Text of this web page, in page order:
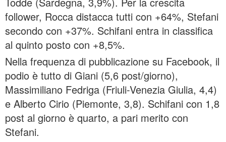
follower, Rocca distacca tutti con +64%, Stefani
secondo con +37%. Schifani entra in classifica
al quinto posto con +8,5%.
Nella frequenza di pubblicazione su Facebook, il
podio è tutto di Giani (5,6 post/giorno),
Massimiliano Fedriga (Friuli-Venezia Giulia, 4,4)
e Alberto Cirio (Piemonte, 3,8). Schifani con 1,8
post al giorno è quarto, a pari merito con
Stefani.